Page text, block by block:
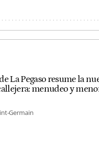
La Pegaso resume la
menudeo y
Germain